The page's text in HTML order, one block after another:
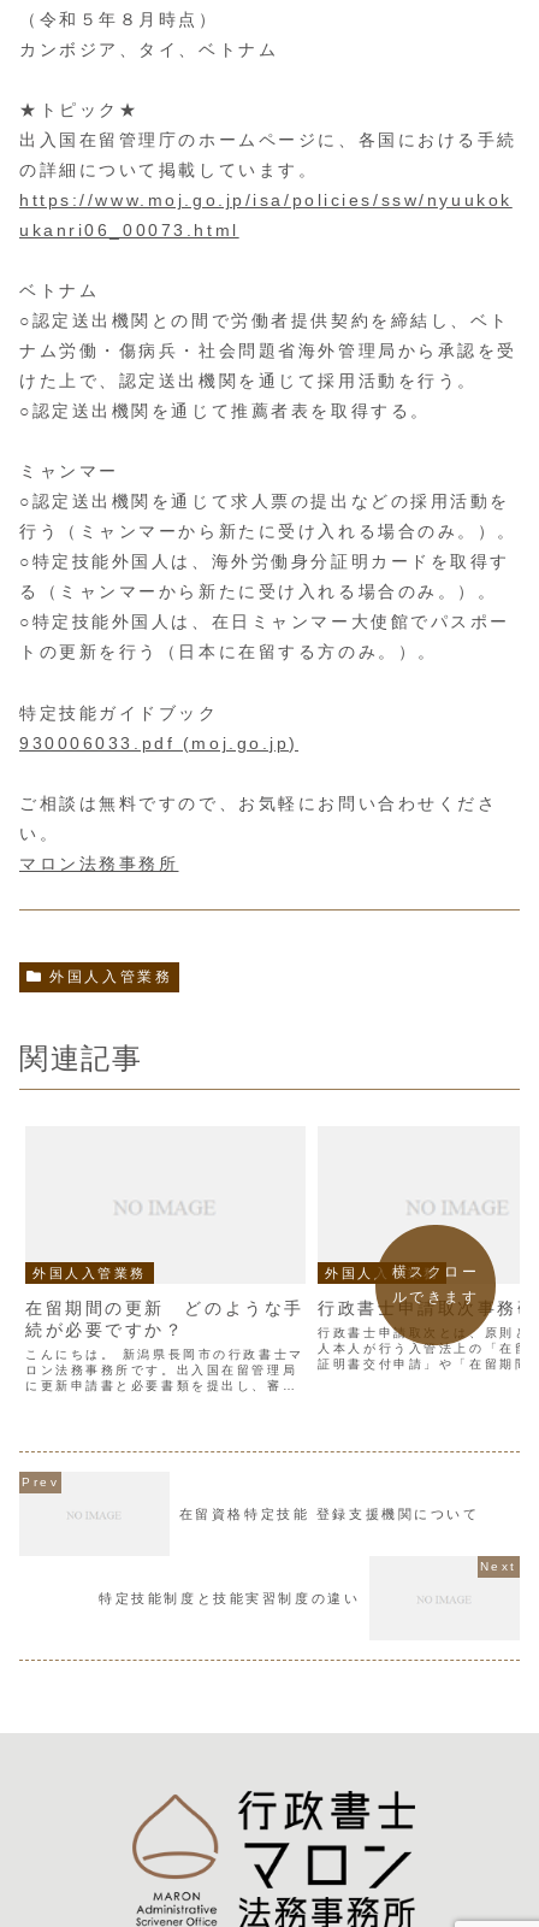
（令和５年８月時点）
カンボジア、タイ、ベトナム
★トピック★
出入国在留管理庁のホームページに、各国における手続
の詳細について掲載しています。
https://www.moj.go.jp/isa/policies/ssw/nyuukok
ukanri06_00073.html
ベトナム
○認定送出機関との間で労働者提供契約を締結し、ベト
ナム労働・傷病兵・社会問題省海外管理局から承認を受
けた上で、認定送出機関を通じて採用活動を行う。
○認定送出機関を通じて推薦者表を取得する。
ミャンマー
○認定送出機関を通じて求人票の提出などの採用活動を
行う（ミャンマーから新たに受け入れる場合のみ。）。
○特定技能外国人は、海外労働身分証明カードを取得す
る（ミャンマーから新たに受け入れる場合のみ。）。
○特定技能外国人は、在日ミャンマー大使館でパスポー
トの更新を行う（日本に在留する方のみ。）。
特定技能ガイドブック
930006033.pdf (moj.go.jp)
ご相談は無料ですので、お気軽にお問い合わせくださ
い。
マロン法務事務所
外国人入管業務
関連記事
外国人入管業務
在留期間の更新 どのような手
続が必要ですか？
こんにちは。 新潟県長岡市の行政書士マ
ロン法務事務所です。出入国在留管理局
に更新申請書と必要書類を提出し、審査
外国人入管業務
行政書士申請取次事務
行政書士申請取次とは、原則と
人本人が行う入管法上の「在留
証明書交付申請」や「在留期間
横スクロー
ルできます
在留資格特定技能 登録支援機関について
特定技能制度と技能実習制度の違い